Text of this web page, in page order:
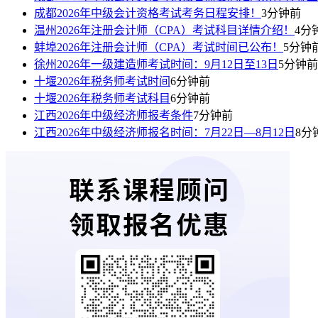
成都2026年中级会计资格考试考务日程安排！ 3分钟前
温州2026年注册会计师（CPA）考试科目详情介绍！ 4分
蚌埠2026年注册会计师（CPA）考试时间已公布！ 5分钟
徐州2026年一级建造师考试时间：9月12日至13日 5分钟前
十堰2026年税务师考试时间6分钟前
十堰2026年税务师考试科目6分钟前
江西2026年中级经济师报考条件7分钟前
江西2026年中级经济师报名时间：7月22日—8月12日 8分